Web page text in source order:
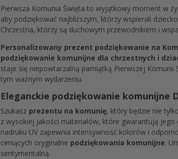
Pierwsza Komunia Święta to wyjątkowy moment w
aby podziękować najbliższym, którzy wspierali
Chrzestna, którzy są duchowym przewodnikiem i
Personalizowany prezent podziękowanie na
podziękowanie komunijne dla chrzestnych i
staje się niepowtarzalną pamiątką Pierwszej Komunii
tym ważnym wydarzeniu.
Eleganckie podziękowanie komunijne
Szukasz prezentu na komunię, który będzie nie
z wysokiej jakości materiałów, które gwarantują
nadruku UV zapewnia intensywność kolorów i
ceniących oryginalne podziękowania komunijne.
sentymentalną.